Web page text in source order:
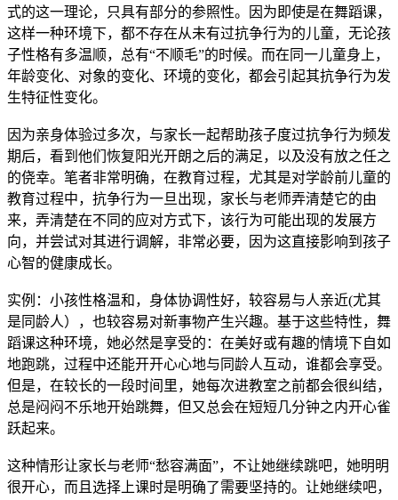
式的这一理论，只具有部分的参照性。因为即使是在舞蹈课，
这样一种环境下，都不存在从未有过抗争行为的儿童，无论孩
子性格有多温顺，总有“不顺毛”的时候。而在同一儿童身上，
年龄变化、对象的变化、环境的变化，都会引起其抗争行为发
生特征性变化。
因为亲身体验过多次，与家长一起帮助孩子度过抗争行为频发
期后，看到他们恢复阳光开朗之后的满足，以及没有放之任之
的侥幸。笔者非常明确，在教育过程，尤其是对学龄前儿童的
教育过程中，抗争行为一旦出现，家长与老师弄清楚它的由
来，弄清楚在不同的应对方式下，该行为可能出现的发展方
向，并尝试对其进行调解，非常必要，因为这直接影响到孩子
心智的健康成长。
实例：小孩性格温和，身体协调性好，较容易与人亲近(尤其
是同龄人），也较容易对新事物产生兴趣。基于这些特性，舞
蹈课这种环境，她必然是享受的：在美好或有趣的情境下自如
地跑跳，过程中还能开开心心地与同龄人互动，谁都会享受。
但是，在较长的一段时间里，她每次进教室之前都会很纠结，
总是闷闷不乐地开始跳舞，但又总会在短短几分钟之内开心雀
跃起来。
这种情形让家长与老师“愁容满面”，不让她继续跳吧，她明明
很开心，而且选择上课时是明确了需要坚持的。让她继续吧，